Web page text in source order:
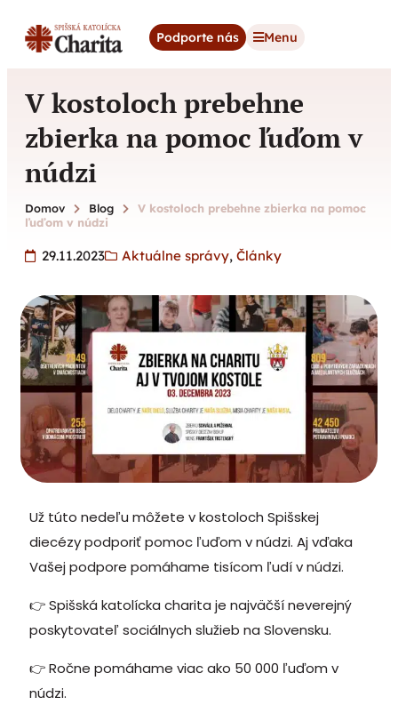
Podporte nás Menu
V kostoloch prebehne
zbierka na pomoc ľuďom v
núdzi
Domov Blog
V kostoloch prebehne zbierka na pomoc
ľuďom v núdzi
29.11.2023 Aktuálne správy, Články
Už túto nedeľu môžete v kostoloch Spišskej
diecézy podporiť pomoc ľuďom v núdzi. Aj vďaka
Vašej podpore pomáhame tisícom ľudí v núdzi.
👉 Spišská katolícka charita je najväčší neverejný
poskytovateľ sociálnych služieb na Slovensku.
👉 Ročne pomáhame viac ako 50 000 ľuďom v
núdzi.